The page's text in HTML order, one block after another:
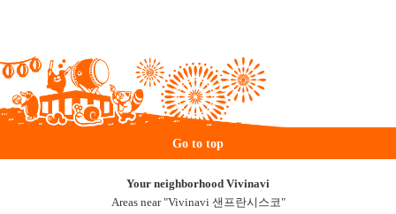
Go to top
Your neighborhood Vivinavi
Areas near "Vivinavi 샌프란시스코"